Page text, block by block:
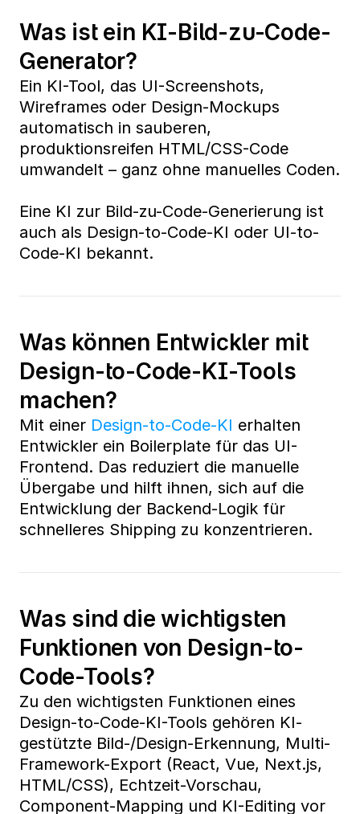
Was ist ein KI-Bild-zu-Code-
Generator?
Ein KI-Tool, das UI-Screenshots,
Wireframes oder Design-Mockups
automatisch in sauberen,
produktionsreifen HTML/CSS-Code
umwandelt – ganz ohne manuelles Coden.
Eine KI zur Bild-zu-Code-Generierung ist
auch als Design-to-Code-KI oder UI-to-
Code-KI bekannt.
Was können Entwickler mit
Design-to-Code-KI-Tools
machen?
Mit einer Design-to-Code-KI erhalten
Entwickler ein Boilerplate für das UI-
Frontend. Das reduziert die manuelle
Übergabe und hilft ihnen, sich auf die
Entwicklung der Backend-Logik für
schnelleres Shipping zu konzentrieren.
Was sind die wichtigsten
Funktionen von Design-to-
Code-Tools?
Zu den wichtigsten Funktionen eines
Design-to-Code-KI-Tools gehören KI-
gestützte Bild-/Design-Erkennung, Multi-
Framework-Export (React, Vue, Next.js,
HTML/CSS), Echtzeit-Vorschau,
Component-Mapping und KI-Editing vor